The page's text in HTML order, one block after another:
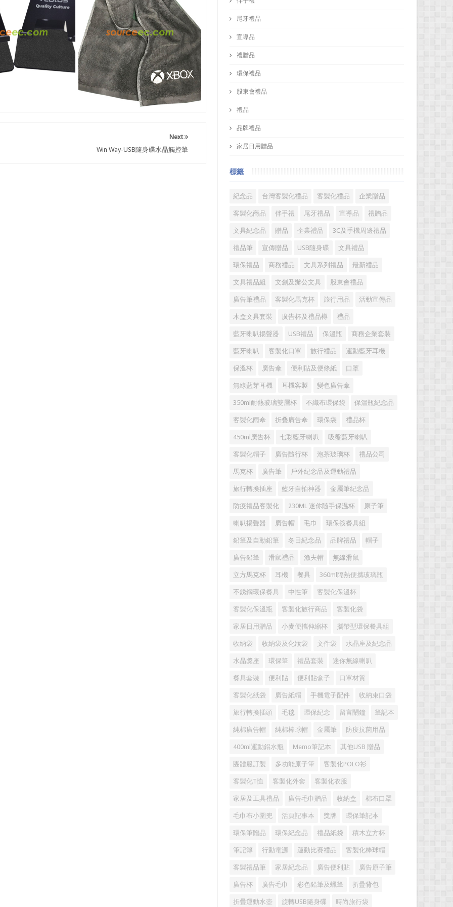
Next
Win Way-USB隨身碟水晶觸控筆
尾牙禮品
宣導品
禮贈品
環保禮品
股東會禮品
禮品
品牌禮品
家居日用贈品
標籤
紀念品 台灣客製化禮品 客製化禮品 企業贈品
客製化商品 伴手禮 尾牙禮品 宣導品 禮贈品
文具紀念品 贈品 企業禮品 3C及手機周邊禮品
禮品筆 宣傳贈品 USB隨身碟 文具禮品
環保禮品 商務禮品 文具系列禮品 最新禮品
文具禮品組 文創及辦公文具 股東會禮品
廣告筆禮品 客製化馬克杯 旅行用品 活動宣傳品
木盒文具套裝 廣告杯及禮品樽 禮品
藍牙喇叭揚聲器 USB禮品 保溫瓶 商務企業套裝
藍牙喇叭 客製化口罩 旅行禮品 運動藍牙耳機
保溫杯 廣告傘 便利貼及便條紙 口罩
無線藍芽耳機 耳機客製 變色廣告傘
350ml耐熱玻璃雙層杯 不織布環保袋 保溫瓶紀念品
客製化雨傘 折叠廣告傘 環保袋 禮品杯
450ml廣告杯 七彩藍牙喇叭 吸盤藍牙喇叭
客製化帽子 廣告隨行杯 泡茶玻璃杯 禮品公司
馬克杯 廣告筆 戶外紀念品及運動禮品
旅行轉換插座 藍牙自拍神器 金屬筆紀念品
防疫禮品客製化 230ML 迷你随手保温杯 原子筆
喇叭揚聲器 廣告帽 毛巾 環保筷餐具組
鉛筆及自動鉛筆 冬日紀念品 品牌禮品 帽子
廣告鉛筆 滑鼠禮品 漁夫帽 無線滑鼠
立方馬克杯 耳機 餐具 360ml隔熱便攜玻璃瓶
不銹鋼環保餐具 中性筆 客製化保溫杯
客製化保溫瓶 客製化旅行商品 客製化袋
家居日用贈品 小麥便攜伸縮杯 攜帶型環保餐具組
收納袋 收納袋及化妝袋 文件袋 水晶座及紀念品
水晶獎座 環保筆 禮品套裝 迷你無線喇叭
餐具套裝 便利貼 便利貼盒子 口罩材質
客製化紙袋 廣告紙帽 手機電子配件 收納束口袋
旅行轉換插頭 毛毯 環保紀念 留言鬧鐘 筆記本
純棉廣告帽 純棉棒球帽 金屬筆 防疫抗菌用品
400ml運動鋁水瓶 Memo筆記本 其他USB 贈品
團體服訂製 多功能原子筆 客製化POLO衫
客製化T恤 客製化外套 客製化衣服
家居及工具禮品 廣告毛巾贈品 收納盒 棉布口罩
毛巾布小圍兜 活頁記事本 獎牌 環保筆記本
環保筆贈品 環保紀念品 禮品紙袋 積木立方杯
筆記簿 行動電源 運動比賽禮品 客製化棒球帽
客製禮品筆 家居紀念品 廣告便利貼 廣告原子筆
廣告杯 廣告毛巾 彩色鉛筆及蠟筆 折疊背包
折疊運動水壺 旋轉USB隨身碟 時尚旅行袋